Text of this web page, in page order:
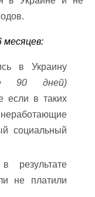
месяцев:
в Украину
90 дней)
если в таких
социальный
не платили